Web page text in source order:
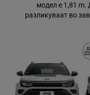
модел е 1,81
разликуваат во